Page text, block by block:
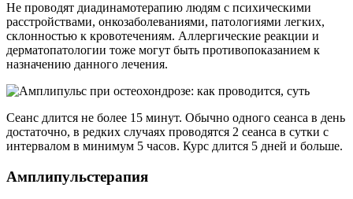
Не проводят диадинамотерапию людям с психическими
расстройствами, онкозаболеваниями, патологиями легких,
склонностью к кровотечениям. Аллергические реакции и
дерматопатологии тоже могут быть противопоказанием к
назначению данного лечения.
Сеанс длится не более 15 минут. Обычно одного сеанса в день
достаточно, в редких случаях проводятся 2 сеанса в сутки с
интервалом в минимум 5 часов. Курс длится 5 дней и больше.
Амплипульстерапия